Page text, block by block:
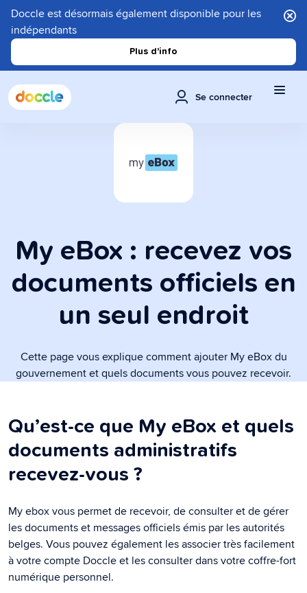
Doccle est désormais également disponible pour les
indépendants
Plus d'info
Se connecter
My eBox : recevez vos
documents officiels en
un seul endroit
Cette page vous explique comment ajouter My eBox du
gouvernement et quels documents vous pouvez recevoir.
Qu’est-ce que My eBox et quels
documents administratifs
recevez-vous ?
My ebox vous permet de recevoir, de consulter et de gérer
les documents et messages officiels émis par les autorités
belges. Vous pouvez également les associer très facilement
à votre compte Doccle et les consulter dans votre coffre-fort
numérique personnel.